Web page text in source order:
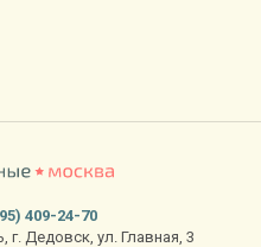
409-24-70
, г. Дедовск, ул. Главная, 3